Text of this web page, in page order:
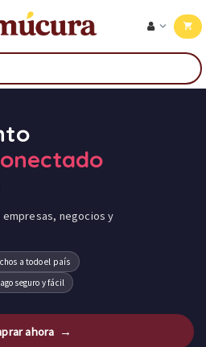
negocios y
a todo el país
seguro y fácil
ahora →